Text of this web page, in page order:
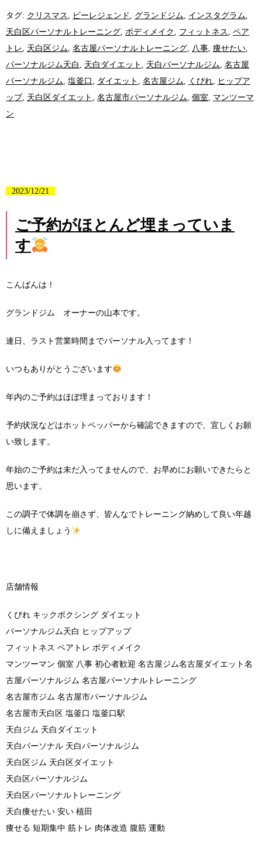
タグ: クリスマス , ビーレジェンド , グランドジム, インスタグラム,
天白区パーソナルトレーニング, ボディメイク , フィットネス , ペア
トレ, 天白区ジム, 名古屋パーソナルトレーニング, 八事, 痩せたい,
パーソナルジム天白 , 天白ダイエット , 天白パーソナルジム, 名古屋
パーソナルジム, 塩釜口 , ダイエット , 名古屋ジム, くびれ, ヒップア
ップ, 天白区ダイエット , 名古屋市パーソナルジム, 個室, マンツーマ
ン
2023/12/21
ご予約がほとんど埋まっていま
す
こんばんは！
グランドジム オーナーの山本です。
連日、ラスト営業時間までパーソナル入ってます！
いつもありがとうございます
年内のご予約はほぼ埋まっております！
予約状況などはホットペッパーから確認できますので、宜しくお願
い致します。
年始のご予約は未だ入ってませんので、お早めにお願いできたらと
思います。
この調子で体調を崩さず、皆んなでトレーニング納めして良い年越
しに備えましょう
店舗情報
くびれ キックボクシング ダイエット
パーソナルジム天白 ヒップアップ
フィットネス ペアトレ ボディメイク
マンツーマン 個室 八事 初心者歓迎 名古屋ジム名古屋ダイエット名
古屋パーソナルジム 名古屋パーソナルトレーニング
名古屋市ジム 名古屋市パーソナルジム
名古屋市天白区 塩釜口 塩釜口駅
天白ジム 天白ダイエット
天白パーソナル 天白パーソナルジム
天白区ジム 天白区ダイエット
天白区パーソナルジム
天白区パーソナルトレーニング
天白痩せたい 安い 植田
痩せる 短期集中 筋トレ 肉体改造 腹筋 運動